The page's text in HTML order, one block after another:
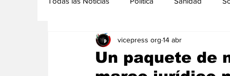
Seguridad y Defensa Turismo
Un paquete de
vicepress org 14 abr